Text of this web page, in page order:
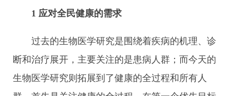
1 应对全民健康的需求
过去的生物医学研究是围绕着疾病的机理、诊
断和治疗展开，主要关注的是患病人群；而今天的
生物医学研究则拓展到了健康的全过程和所有人